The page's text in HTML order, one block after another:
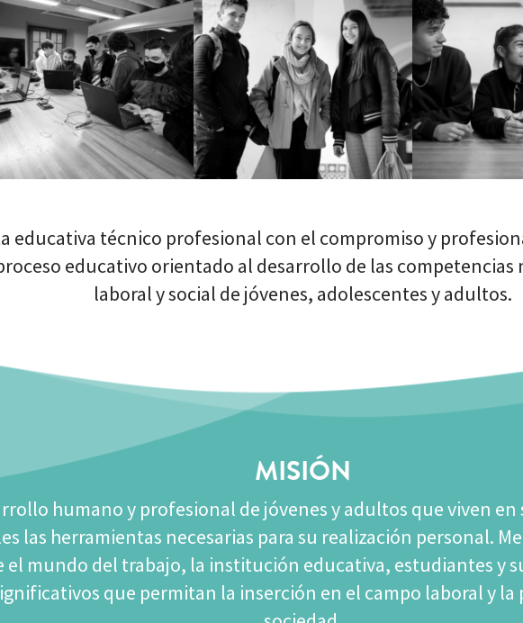
educativa técnico profesional con el compromiso y
educativo orientado al desarrollo de las competencias
laboral y social de jóvenes, adolescentes y adultos.
MISIÓN
humano y profesional de jóvenes y adultos que viven
las herramientas necesarias para su realización personal.
mundo del trabajo, la institución educativa, estudiantes y
que permitan la inserción en el campo laboral y